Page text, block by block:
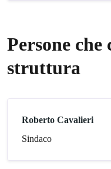
Persone che
struttura
Roberto Cavalieri
Sindaco